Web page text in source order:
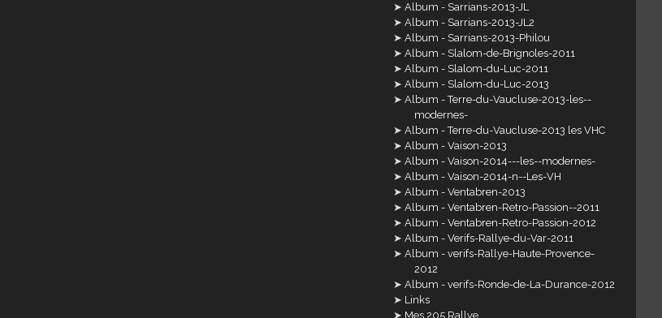
Album - Sarrians-2013-JL
Album - Sarrians-2013-JL2
Album - Sarrians-2013-Philou
Album - Slalom-de-Brignoles-2011
Album - Slalom-du-Luc-2011
Album - Slalom-du-Luc-2013
Album - Terre-du-Vaucluse-2013-les--
modernes-
Album - Terre-du-Vaucluse-2013 les VHC
Album - Vaison-2013
Album - Vaison-2014---les--modernes-
Album - Vaison-2014-n--Les-VH
Album - Ventabren-2013
Album - Ventabren-Retro-Passion--2011
Album - Ventabren-Retro-Passion-2012
Album - Verifs-Rallye-du-Var-2011
Album - verifs-Rallye-Haute-Provence-
2012
Album - verifs-Ronde-de-La-Durance-2012
Links
Mes 205 Rallye